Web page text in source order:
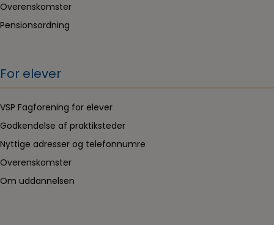
Overenskomster
Pensionsordning
For elever
VSP Fagforening for elever
Godkendelse af praktiksteder
Nyttige adresser og telefonnumre
Overenskomster
Om uddannelsen